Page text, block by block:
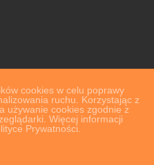
cookies w celu poprawy
ruchu. Korzystając z
używanie cookies zgodnie z
Więcej informacji
Prywatności.